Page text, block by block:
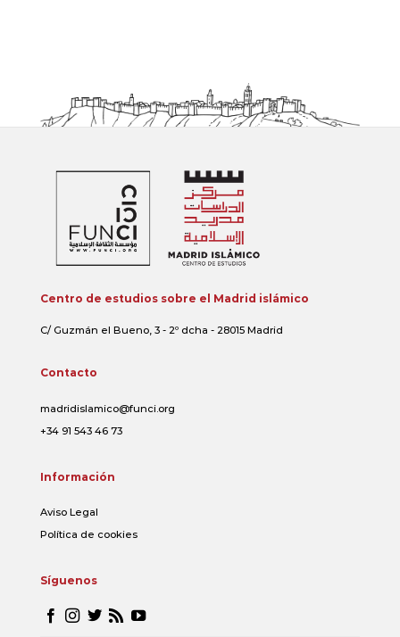
Centro de estudios sobre el Madrid islámico
C/ Guzmán el Bueno, 3 - 2º dcha - 28015 Madrid
Contacto
madridislamico@funci.org
+34 91 543 46 73
Información
Aviso Legal
Política de cookies
Síguenos